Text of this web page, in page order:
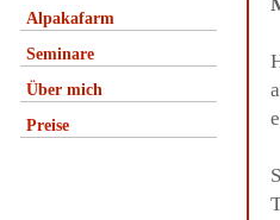
Alpakafarm
Seminare
Über mich
Preise